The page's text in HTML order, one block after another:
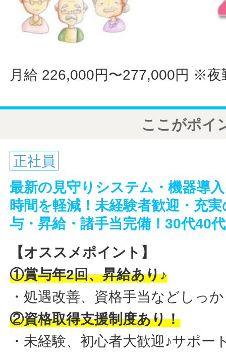
月給 226,000円〜277,000円 ※夜
ここがポイ
正社員
最新の見守りシステム・機器導
時間を軽減！未経験者歓迎・充
与・昇給・諸手当完備！30代40
【オススメポイント】
①賞与年2回、昇給あり♪
・処遇改善、資格手当などしっ
②資格取得支援制度あり！
・未経験、初心者大歓迎♪サポー